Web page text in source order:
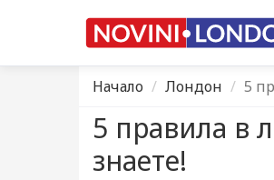
Начало Лондон 5
5 правила в
знаете!